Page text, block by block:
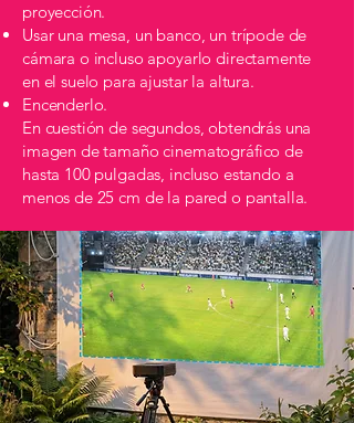
proyección.
Usar una mesa, un banco, un trípode de
cámara o incluso apoyarlo directamente
en el suelo para ajustar la altura.
Encenderlo.
En cuestión de segundos, obtendrás una
imagen de tamaño cinematográfico de
hasta 100 pulgadas, incluso estando a
menos de 25 cm de la pared o pantalla.